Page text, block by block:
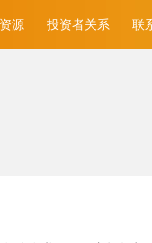
源 投资者关系 联